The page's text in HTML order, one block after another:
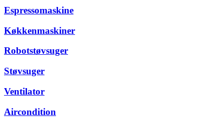
Espressomaskine
Køkkenmaskiner
Robotstøvsuger
Støvsuger
Ventilator
Aircondition